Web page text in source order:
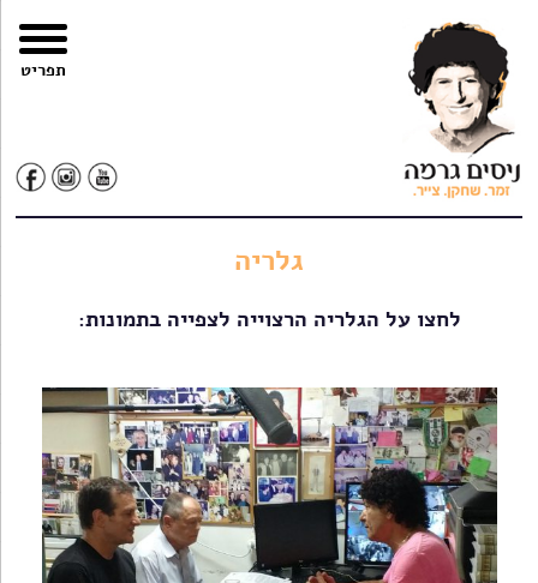
מפת
האתר
הצהרת
נגישות
עבור
לתוכן
צרו
קשר
גלריה
לחצו על הגלריה הרצוייה לצפייה בתמונות:
תפריט